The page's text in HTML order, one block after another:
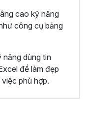
cao kỹ năng
công cụ bảng
năng dùng tin
để làm đẹp
phù hợp.